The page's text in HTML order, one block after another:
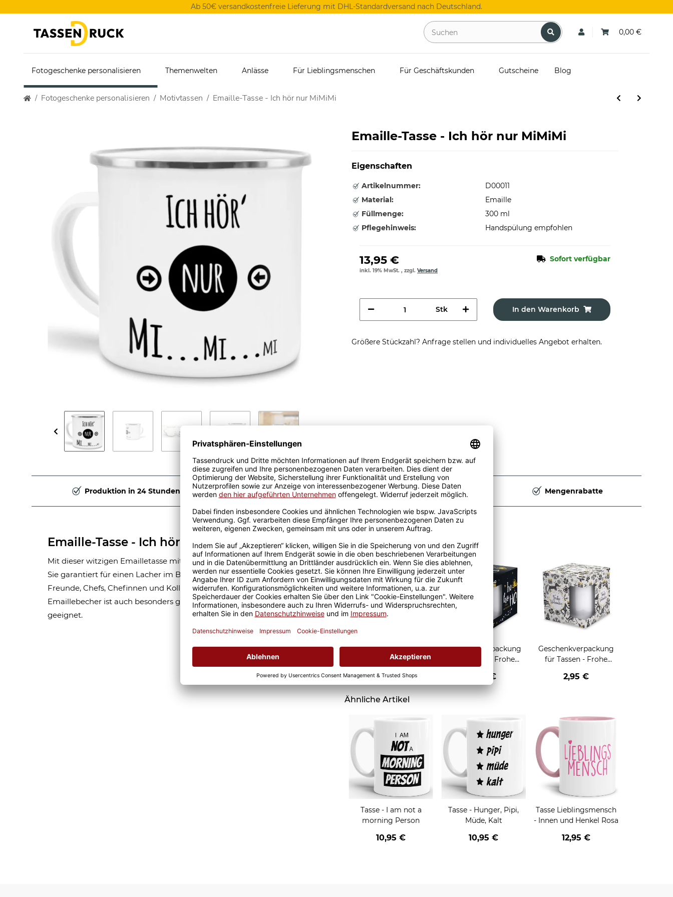
Ab 50€ versandkostenfreie Lieferung mit DHL-Standardversand nach Deutschland.
0,00 €
Fotogeschenke personalisieren Themenwelten Anlässe Für Lieblingsmenschen Für Geschäftskunden Gutscheine Blog
Fotogeschenke personalisieren Motivtassen Emaille-Tasse - Ich hör nur MiMiMi
Emaille-Tasse - Ich hör nur MiMiMi
Eigenschaften
Artikelnummer:
D00011
Material:
Emaille
Füllmenge:
300 ml
Pflegehinweis:
Handspülung empfohlen
13,95 € Sofort verfügbar
inkl. 19% MwSt. , zzgl. Versand
Stk In den Warenkorb
Größere Stückzahl? Anfrage stellen und individuelles Angebot erhalten.
Produktion in 24 Stunden Sicherer Kauf Auf Rechnung Produktion in Deutschland Mengenrabatte
Emaille-Tasse - Ich hör nur MiMiMi
Mit dieser witzigen Emailletasse mit Spruch - Ich hör nur MiMiMi - sorgen
Sie garantiert für einen Lacher im Büro. Eine lustige Aufmerksamkeit für
Freunde, Chefs, Chefinnen und Kollegen. Der robuste, leichte
Emaillebecher ist auch besonders gut für alle Outdoorfans und Camper
geeignet.
Geschenkverpackung
für Tassen - Frohe
Weihnachten - HO HO
HO - rot
2,95 €
Geschenkverpackung
für Tassen - Frohe
Weihnachten - HO HO
HO - schwarz
2,95 €
Geschenkverpackung
für Tassen - Frohe
2,95 €
Ähnliche Artikel
Tasse - I am not a
morning Person
10,95 €
Tasse - Hunger, Pipi,
Müde, Kalt
10,95 €
Tasse Lieblingsmensch
- Innen und Henkel Rosa
12,95 €